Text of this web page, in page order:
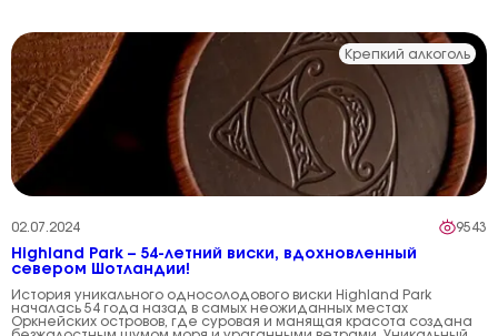
Крепкий алкоголь
02.07.2024 9543
Highland Park – 54-летний виски, вдохновленный
севером Шотландии!
История уникального односолодового виски Highland Park
началась 54 года назад в самых неожиданных местах
Оркнейских островов, где суровая и манящая красота создана